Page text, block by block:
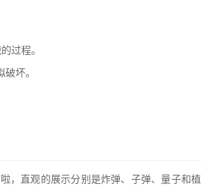
过程。
坏。
，直观的展示分别是炸弹、子弹、量子和植